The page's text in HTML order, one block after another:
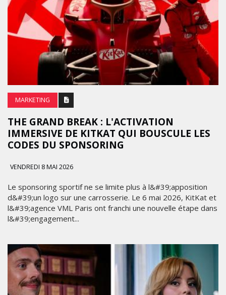
MARKETING
THE GRAND BREAK : L'ACTIVATION
IMMERSIVE DE KITKAT QUI BOUSCULE LES
CODES DU SPONSORING
VENDREDI 8 MAI 2026
Le sponsoring sportif ne se limite plus à l&#39;apposition
d&#39;un logo sur une carrosserie. Le 6 mai 2026, KitKat et
l&#39;agence VML Paris ont franchi une nouvelle étape dans
l&#39;engagement...